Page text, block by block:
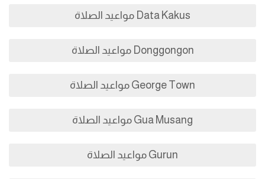
Data Kakus مواعيد الصلاة
Donggongon مواعيد الصلاة
George Town مواعيد الصلاة
Gua Musang مواعيد الصلاة
Gurun مواعيد الصلاة